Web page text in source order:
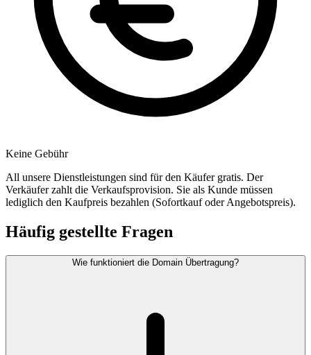
Keine Gebühr
All unsere Dienstleistungen sind für den Käufer gratis. Der
Verkäufer zahlt die Verkaufsprovision. Sie als Kunde müssen
lediglich den Kaufpreis bezahlen (Sofortkauf oder Angebotspreis).
Häufig gestellte Fragen
Wie funktioniert die Domain Übertragung?